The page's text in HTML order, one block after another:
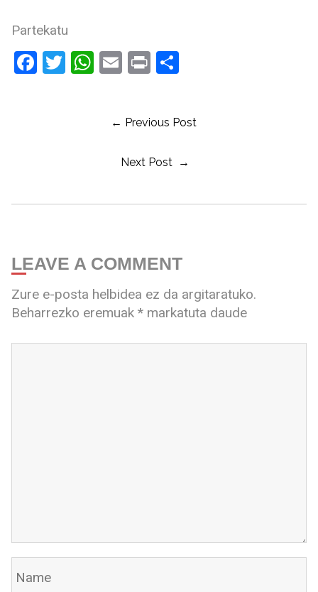
Partekatu
Facebook
Twitter
WhatsApp
Email
PrintShare
← Previous Post
Next Post →
LEAVE A COMMENT
Zure e-posta helbidea ez da argitaratuko.
Beharrezko eremuak *markatuta daude